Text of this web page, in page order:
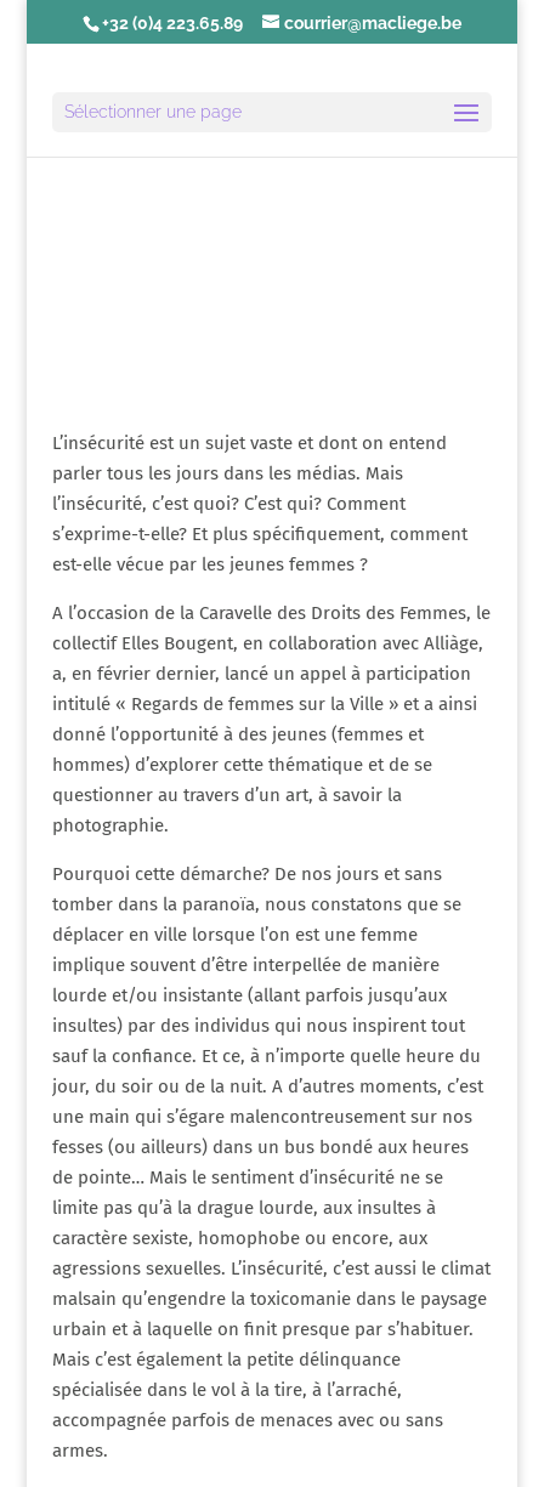
+32 (0)4 223.65.89 courrier@macliege.be
Sélectionner une page
L’insécurité est un sujet vaste et dont on entend
parler tous les jours dans les médias. Mais
l’insécurité, c’est quoi? C’est qui? Comment
s’exprime-t-elle? Et plus spécifiquement, comment
est-elle vécue par les jeunes femmes ?
A l’occasion de la Caravelle des Droits des Femmes, le
collectif Elles Bougent, en collaboration avec Alliàge,
a, en février dernier, lancé un appel à participation
intitulé « Regards de femmes sur la Ville » et a ainsi
donné l’opportunité à des jeunes (femmes et
hommes) d’explorer cette thématique et de se
questionner au travers d’un art, à savoir la
photographie.
Pourquoi cette démarche? De nos jours et sans
tomber dans la paranoïa, nous constatons que se
déplacer en ville lorsque l’on est une femme
implique souvent d’être interpellée de manière
lourde et/ou insistante (allant parfois jusqu’aux
insultes) par des individus qui nous inspirent tout
sauf la confiance. Et ce, à n’importe quelle heure du
jour, du soir ou de la nuit. A d’autres moments, c’est
une main qui s’égare malencontreusement sur nos
fesses (ou ailleurs) dans un bus bondé aux heures
de pointe… Mais le sentiment d’insécurité ne se
limite pas qu’à la drague lourde, aux insultes à
caractère sexiste, homophobe ou encore, aux
agressions sexuelles. L’insécurité, c’est aussi le climat
malsain qu’engendre la toxicomanie dans le paysage
urbain et à laquelle on finit presque par s’habituer.
Mais c’est également la petite délinquance
spécialisée dans le vol à la tire, à l’arraché,
accompagnée parfois de menaces avec ou sans
armes.